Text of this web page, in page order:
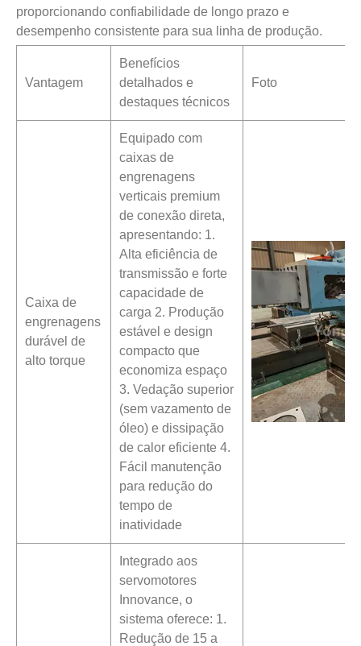
proporcionando confiabilidade de longo prazo e
desempenho consistente para sua linha de produção.
Vantagem
Benefícios
detalhados e
destaques técnicos
Foto
Caixa de
engrenagens
durável de
alto torque
Equipado com
caixas de
engrenagens
verticais premium
de conexão direta,
apresentando: 1.
Alta eficiência de
transmissão e forte
capacidade de
carga 2. Produção
estável e design
compacto que
economiza espaço
3. Vedação superior
(sem vazamento de
óleo) e dissipação
de calor eficiente 4.
Fácil manutenção
para redução do
tempo de
inatividade
Integrado aos
servomotores
Innovance, o
sistema oferece: 1.
Redução de 15 a